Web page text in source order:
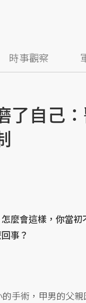
時事觀察
了自己
麼會這樣，你當
事？
手術，甲男的父